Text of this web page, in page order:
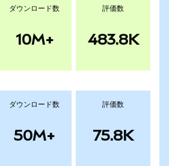
ダウンロード数
10M+
評価数
483.8K
ダウンロード数
50M+
評価数
75.8K